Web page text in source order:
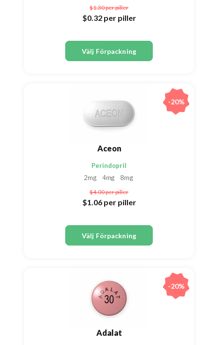
$1.30per piller
$0.32 per piller
Välj Förpackning
Aceon
Perindopril
2mg
4mg 8mg
$4.00per piller
$1.06 per piller
Välj Förpackning
-20%
Adalat
-20%